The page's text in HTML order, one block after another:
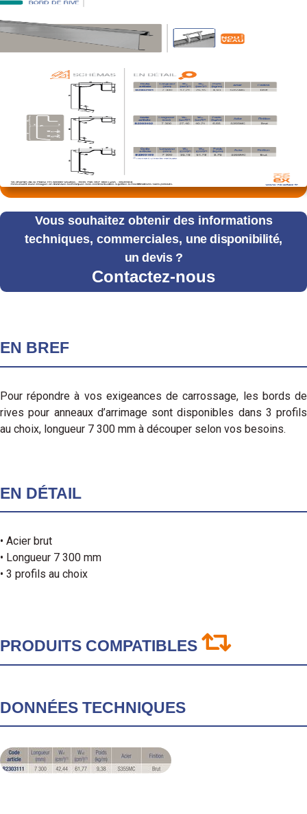
Vous souhaitez obtenir des informations
techniques, commerciales, une disponibilité,
un devis ?
Contactez-nous
EN BREF
Pour répondre à vos exigeances de carrossage, les bords de
rives pour anneaux d’arrimage sont disponibles dans 3 profils
au choix, longueur 7 300 mm à découper selon vos besoins.
EN DÉTAIL
• Acier brut
• Longueur 7 300 mm
• 3 profils au choix
PRODUITS COMPATIBLES
DONNÉES TECHNIQUES